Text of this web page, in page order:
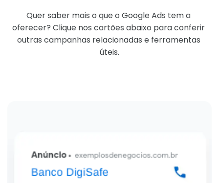
Quer saber mais o que o Google Ads tem a
oferecer? Clique nos cartões abaixo para conferir
outras campanhas relacionadas e ferramentas
úteis.